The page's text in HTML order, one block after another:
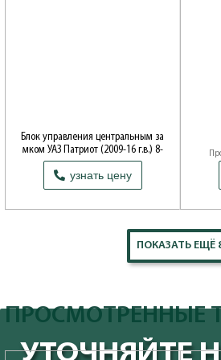
Блок управления центральным за
мком УАЗ Патриот (2009-16 г.в.) 8-
контакт.
Производитель: ЭЛКАР НПП (Москва)
узнать цену
ПОКАЗАТЬ ЕЩЁ
ПРОСМОТРЕННЫЕ